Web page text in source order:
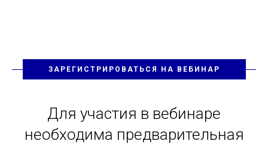
ЗАРЕГИСТРИРОВАТЬСЯ НА ВЕБИНАР
Для участия в вебинаре
необходима предварительная